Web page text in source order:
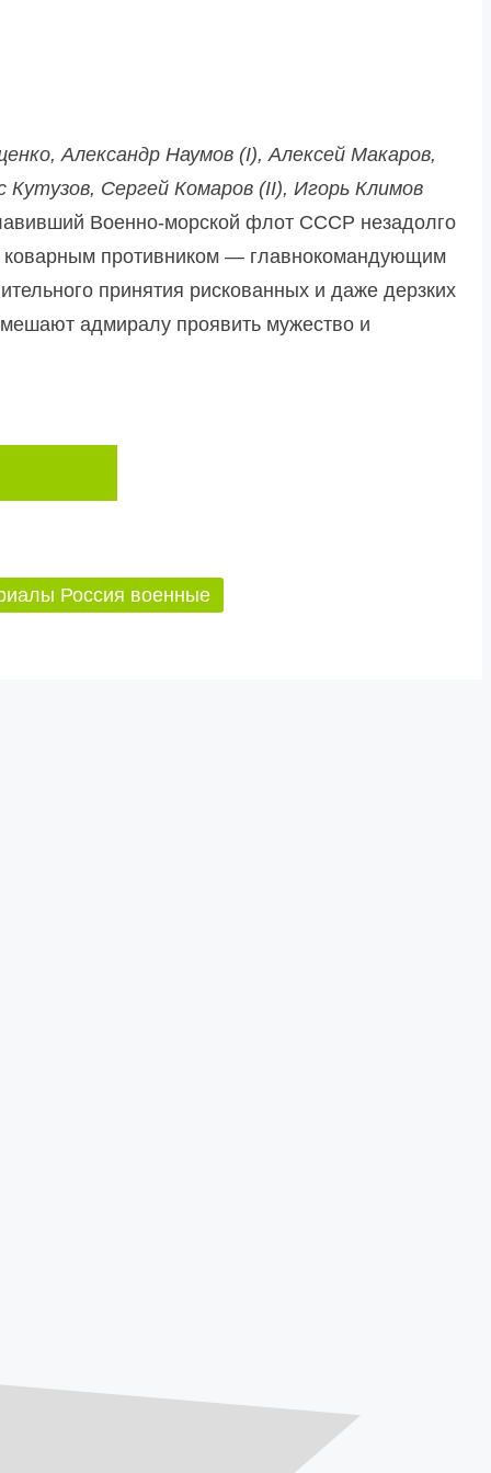
Александр Наумов (I), Алексей Макаров,
Сергей Комаров (II), Игорь Климов
Военно-морской флот СССР незадолго
коварным противником — главнокомандующим
принятия рискованных и даже дерзких
адмиралу проявить мужество и
Россия военные